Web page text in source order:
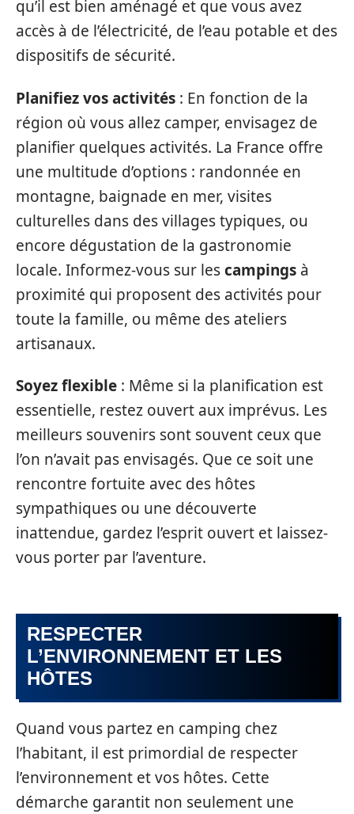
qu’il est bien aménagé et que vous avez
accès à de l’électricité, de l’eau potable et des
dispositifs de sécurité.
Planifiez vos activités : En fonction de la
région où vous allez camper, envisagez de
planifier quelques activités. La France offre
une multitude d’options : randonnée en
montagne, baignade en mer, visites
culturelles dans des villages typiques, ou
encore dégustation de la gastronomie
locale. Informez-vous sur lescampings à
proximité qui proposent des activités pour
toute la famille, ou même des ateliers
artisanaux.
Soyez flexible : Même si la planification est
essentielle, restez ouvert aux imprévus. Les
meilleurs souvenirs sont souvent ceux que
l’on n’avait pas envisagés. Que ce soit une
rencontre fortuite avec des hôtes
sympathiques ou une découverte
inattendue, gardez l’esprit ouvert et laissez-
vous porter par l’aventure.
RESPECTER
L’ENVIRONNEMENT ET LES
HÔTES
Quand vous partez en camping chez
l’habitant, il est primordial de respecter
l’environnement et vos hôtes. Cette
démarche garantit non seulement une